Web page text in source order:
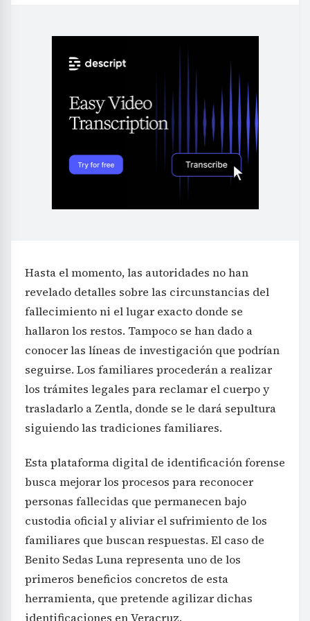
Hasta el momento, las autoridades no han
revelado detalles sobre las circunstancias del
fallecimiento ni el lugar exacto donde se
hallaron los restos. Tampoco se han dado a
conocer las líneas de investigación que podrían
seguirse. Los familiares procederán a realizar
los trámites legales para reclamar el cuerpo y
trasladarlo a Zentla, donde se le dará sepultura
siguiendo las tradiciones familiares.
Esta plataforma digital de identificación forense
busca mejorar los procesos para reconocer
personas fallecidas que permanecen bajo
custodia oficial y aliviar el sufrimiento de los
familiares que buscan respuestas. El caso de
Benito Sedas Luna representa uno de los
primeros beneficios concretos de esta
herramienta, que pretende agilizar dichas
identificaciones en Veracruz.